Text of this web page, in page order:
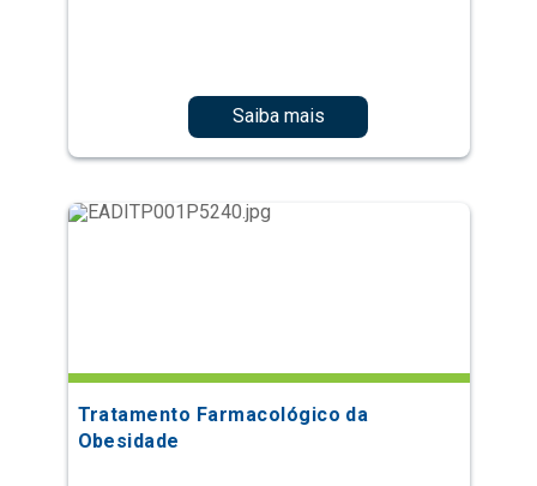
Saiba mais
Tratamento Farmacológico da
Obesidade